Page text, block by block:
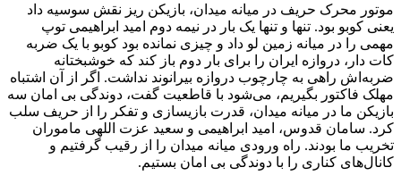
موتور محرک حریف در میانه میدان، بازیکن ریز نقش سوسیه داد
یعنی کوبو بود. تنها و تنها یک بار در نیمه دوم امید ابراهیمی توپ
مهمی را در میانه زمین لو داد و چیزی نمانده بود کوبو با یک ضربه
کات دار، دروازه ایران را برای بار دوم باز کند که خوشبختانه
ضربه‌اش راهی به چارچوب دروازه بیرانوند نداشت. اگر از آن اشتباه
مهلک فاکتور بگیریم، می‌شود با قاطعیت گفت، دوندگی بی امان سه
بازیکن ما در میانه میدان، قدرت بازیسازی و تفکر را از حریف سلب
کرد. سامان قدوس، امید ابراهیمی و سعید عزت اللهی ماموران
تخریب ما بودند. راه ورودی میانه میدان را از رقیب گرفتیم و
کانال‌های کناری را با دوندگی بی امان بستیم.